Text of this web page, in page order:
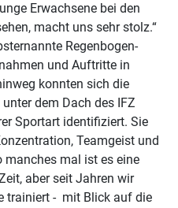
Erwachsene bei den
macht uns sehr stolz.“
Regenbogen-
und Auftritte in
konnten sich die
dem Dach des IFZ
Sportart identifiziert. Sie
Teamgeist und
manches mal ist es eine
aber seit Jahren wir
trainiert - mit Blick auf die